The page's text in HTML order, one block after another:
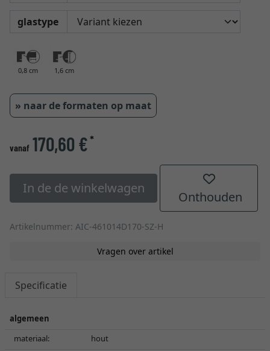
glastype
0,8 cm 1,6 cm
» naar de formaten op maat
vanaf 170,60 €*
In de de winkelwagen
Onthouden
Artikelnummer: AIC-461014D170-SZ-H
Vragen over artikel
Specificatie
algemeen
materiaal:
hout